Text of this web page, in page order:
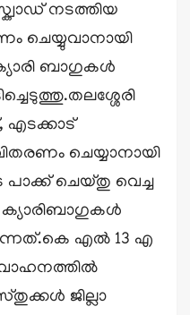
നടത്തിയ
ചെയ്യുവാനായി
ബാഗുകൾ
എടക്കാട്
ചെയ്യാനായി
പാക്ക് ചെയ്തു വെച്ച
ക്യാരിബാഗുകൾ
എൽ 13 എ
വാഹനത്തിൽ
ജില്ലാ